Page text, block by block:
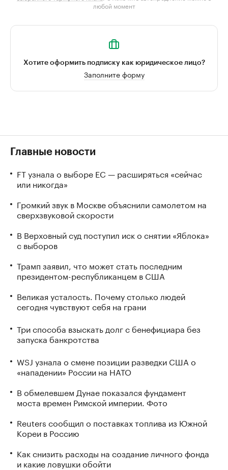
любой момент
Хотите оформить подписку как юридическое лицо?
Заполните форму
Главные новости
FT узнала о выборе ЕС — расширяться «сейчас
или никогда»
Громкий звук в Москве объяснили самолетом на
сверхзвуковой скорости
В Верховный суд поступил иск о снятии «Яблока»
с выборов
Трамп заявил, что может стать последним
президентом-республиканцем в США
Великая усталость. Почему столько людей
сегодня чувствуют себя на грани
Три способа взыскать долг с бенефициара без
запуска банкротства
WSJ узнала о смене позиции разведки США о
«нападении» России на НАТО
В обмелевшем Дунае показался фундамент
моста времен Римской империи. Фото
Reuters сообщил о поставках топлива из Южной
Кореи в Россию
Как снизить расходы на создание личного фонда
и какие ловушки обойти